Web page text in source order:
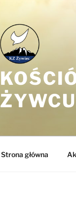
ŻYWCU
Strona główna